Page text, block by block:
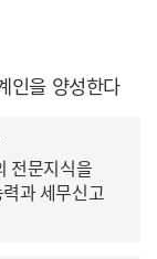
인을 양성한다
전문지식을
과 세무신고